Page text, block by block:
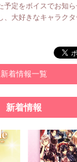
定をボイスでお知ら
、大好きなキャラク
新着情報一覧
新着情報